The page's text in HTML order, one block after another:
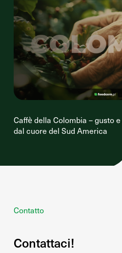
Caffè della Colombia – gusto
dal cuore del Sud America
Contatto
Contattaci!